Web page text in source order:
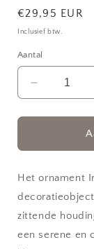
Normale
prijs
€29,95 EUR
Inclusief btw.
Aantal
Aantal
verlagen
voor
Ornament
Imagine
Het ornament
zittende
een serene en